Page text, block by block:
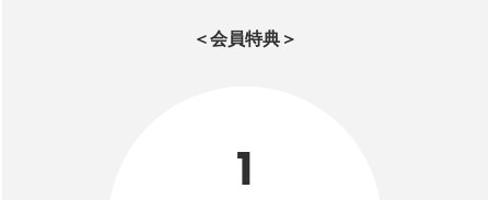
＜会員特典＞
1